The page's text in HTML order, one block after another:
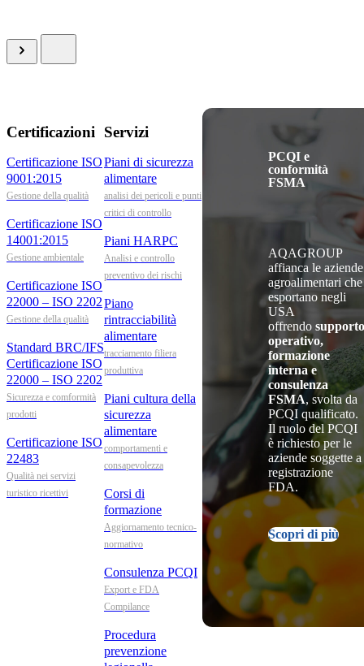
Certificazioni
Certificazione ISO
9001:2015
Gestione della qualità
Certificazione ISO
14001:2015
Gestione ambientale
Certificazione ISO
22000 – ISO 2202
Gestione della qualità
Standard BRC/IFS
Certificazione ISO
22000 – ISO 2202
Sicurezza e comformità
prodotti
Certificazione ISO
22483
Qualità nei servizi
turistico ricettivi
Servizi
Piani di sicurezza
alimentare
analisi dei pericoli e punti
critici di controllo
Piani HARPC
Analisi e controllo
preventivo dei rischi
Piano
rintracciabilità
alimentare
tracciamento filiera
produttiva
Piani cultura della
sicurezza
alimentare
comportamenti e
consapevolezza
Corsi di
formazione
Aggiornamento tecnico-
normativo
Consulenza PCQI
Export e FDA
Compilance
Procedura
prevenzione
PCQI e
conformità
FSMA
AQAGROUP
affianca le aziende
agroalimentari che
esportano negli
USA
offrendo supporto
operativo,
formazione
interna e
consulenza
FSMA, svolta da
PCQI qualificato.
Il ruolo del PCQI
è richiesto per le
aziende soggette a
registrazione
FDA.
Scopri di più